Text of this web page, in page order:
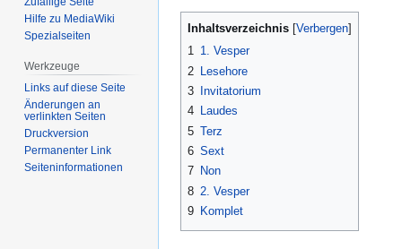
Zur
Zur
Inhaltsverzeichnis
1 1. Vesper
2
Lesehore
3
Invitatorium
4 Laudes
5 Terz
6 Sext
7 Non
8 2. Vesper
9 Komplet
Hilfe zu MediaWiki
Spezialseiten
Werkzeuge
Links auf diese Seite
Änderungen an
verlinkten Seiten
Druckversion
Permanenter Link
Seiten­­informationen